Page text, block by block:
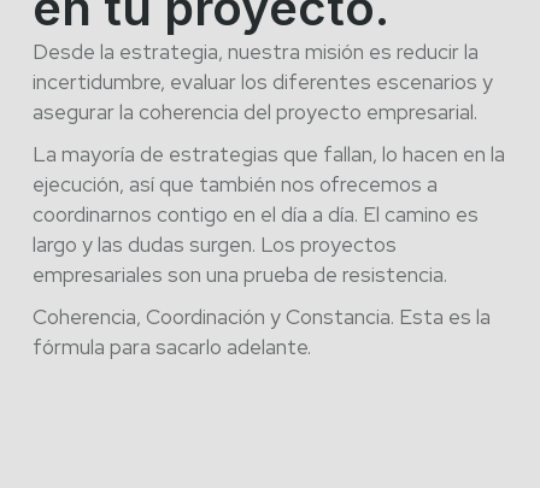
Desde la estrategia, nuestra misión es reducir la
incertidumbre, evaluar los diferentes escenarios y
asegurar la coherencia del proyecto empresarial.
La mayoría de estrategias que fallan, lo hacen en la
ejecución, así que también nos ofrecemos a
coordinarnos contigo en el día a día. El camino es
largo y las dudas surgen. Los proyectos
empresariales son una prueba de resistencia.
Coherencia, Coordinación y Constancia. Esta es la
fórmula para sacarlo adelante.